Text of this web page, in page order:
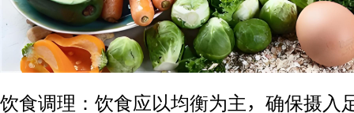
饮食调理：饮食应以均衡为主，确保摄入